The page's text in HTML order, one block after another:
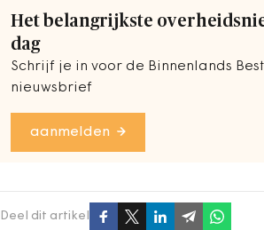
Het belangrijkste
dag
Schrijf je in voor de Binnenlands
nieuwsbrief
aanmelden
Deel dit artikel